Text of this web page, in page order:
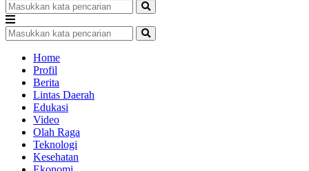
Home
Profil
Berita
Lintas Daerah
Edukasi
Video
Olah Raga
Teknologi
Kesehatan